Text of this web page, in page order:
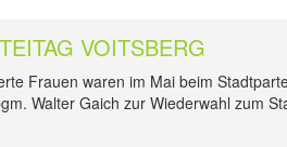
VOITSBERG
Frauen waren im Mai beim
Walter Gaich zur Wiederwahl zum